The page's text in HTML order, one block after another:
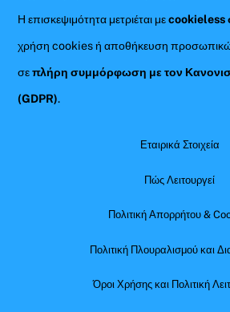
Η επισκεψιμότητα μετριέται μεcookieless
χρήση cookies ή αποθήκευση
σεπλήρη συμμόρφωση με τον
(GDPR).
Εταιρικά Στοιχεία
Πώς Λειτουργεί
Πολιτική Απορρήτου &
Πολιτική Πλουραλισμού και
Όροι Χρήσης και Πολιτική